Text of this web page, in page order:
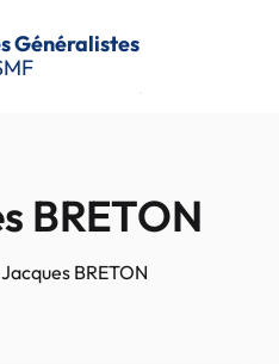
Généralistes
BRETON
BRETON